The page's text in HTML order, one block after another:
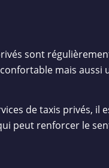
sont
mais aussi
de taxis privés, il
peut renforcer le